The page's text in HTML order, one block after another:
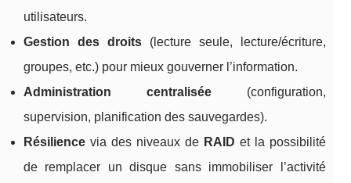
utilisateurs.
Gestion des droits(lecture seule, lecture/écriture,
groupes, etc.) pour mieux gouverner l’information.
Administration centralisée(configuration,
supervision, planification des sauvegardes).
Résilience via des niveaux de RAID et la possibilité
de remplacer un disque sans immobiliser l’activité